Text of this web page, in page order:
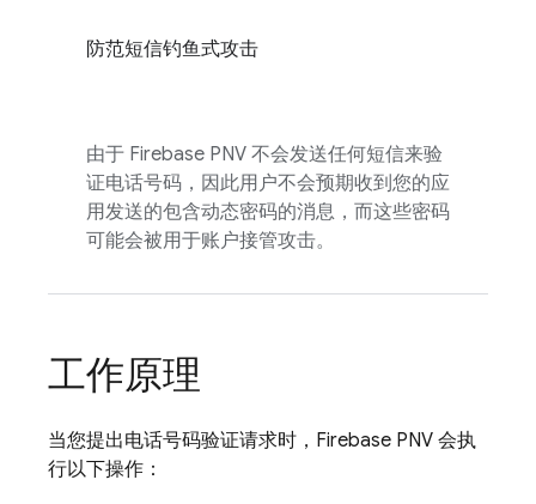
防范短信钓鱼式攻击
由于 Firebase PNV 不会发送任何短信来验
证电话号码，因此用户不会预期收到您的应
用发送的包含动态密码的消息，而这些密码
可能会被用于账户接管攻击。
工作原理
当您提出电话号码验证请求时， Firebase PNV 会执
行以下操作：